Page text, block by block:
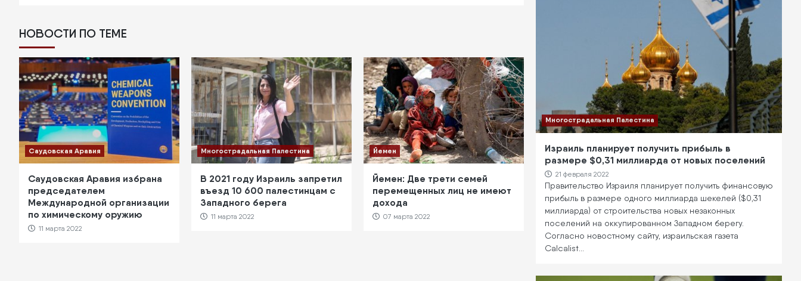
НОВОСТИ ПО ТЕМЕ
Саудовская Аравия
Саудовская Аравия избрана
председателем
Международной организации
по химическому оружию
11 марта 2022
Многострадальная Палестина
В 2021 году Израиль запретил
въезд 10 600 палестинцам с
Западного берега
11 марта 2022
Йемен
Йемен: Две трети семей
перемещенных лиц не имеют
дохода
07 марта 2022
Многострадальная Палестина
Израиль планирует получить прибыль в
размере $0,31 миллиарда от новых поселений
21 февраля 2022
Правительство Израиля планирует получить финансовую
прибыль в размере одного миллиарда шекелей ($0,31
миллиарда) от строительства новых незаконных
поселений на оккупированном Западном берегу.
Согласно новостному сайту, израильская газета
Calcalist…